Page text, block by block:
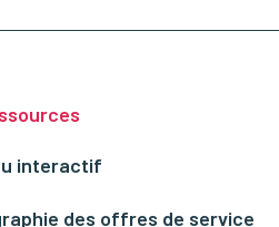
interactif
des offres de service